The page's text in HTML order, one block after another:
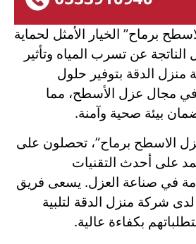
برماح” الخيار الأمثل لحماية
عن تسرب المياه وتأثير
منزل الدقة بتوفير حلول
مجال عزل الأسطح، مما
بيئة صحية وآمنة.
الاسطح برماح”، تحصلون على
على أحدث التقنيات
في صناعة العزل. يسعى فريق
شركة منزل الدقة لتلبية
بكفاءة عالية.